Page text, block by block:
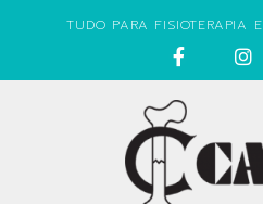
TUDO PARA FISIOTERAPIA